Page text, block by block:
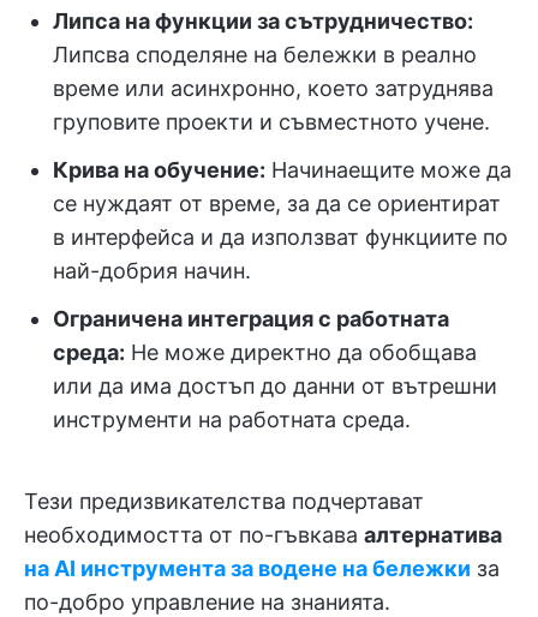
Липса на функции за сътрудничество:
Липсва споделяне на бележки в реално
време или асинхронно, което затруднява
груповите проекти и съвместното учене.
Крива на обучение: Начинаещите може да
се нуждаят от време, за да се ориентират
в интерфейса и да използват функциите по
най-добрия начин.
Ограничена интеграция с работната
среда: Не може директно да обобщава
или да има достъп до данни от вътрешни
инструменти на работната среда.
Тези предизвикателства подчертават
необходимостта от по-гъвкава алтернатива
на AI инструмента за водене на бележки за
по-добро управление на знанията.